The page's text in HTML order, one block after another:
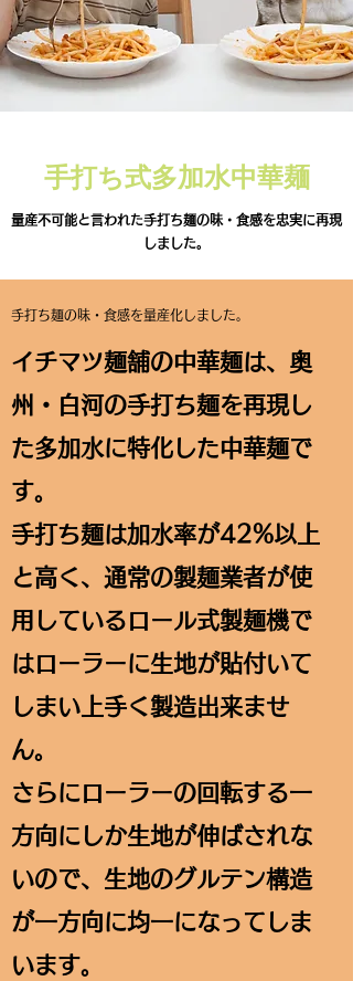
手打ち式多加水中華麺
​​量産不可能と言われた手打ち麺の味・食感を忠実に再現
しました。
手打ち麺の味・食感を量産化しました。
​​イチマツ麺舗の中華麺は、奥
州・白河の手打ち麺を再現し
た多加水に特化した中華麺で
す。
手打ち麺は加水率が42%以上
と高く、通常の製麺業者が使
用しているロール式製麺機で
はローラーに生地が貼付いて
しまい上手く製造出来ませ
ん。
さらにローラーの回転する一
方向にしか生地が伸ばされな
いので、生地のグルテン構造
が一方向に均一になってしま
います。